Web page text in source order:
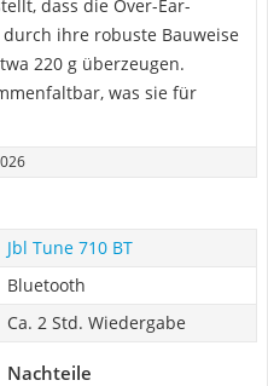
dass die Over-Ear-
durch ihre robuste Bauweise
220 g überzeugen.
was sie für
Jbl Tune 710 BT
Bluetooth
Ca. 2 Std. Wiedergabe
Nachteile